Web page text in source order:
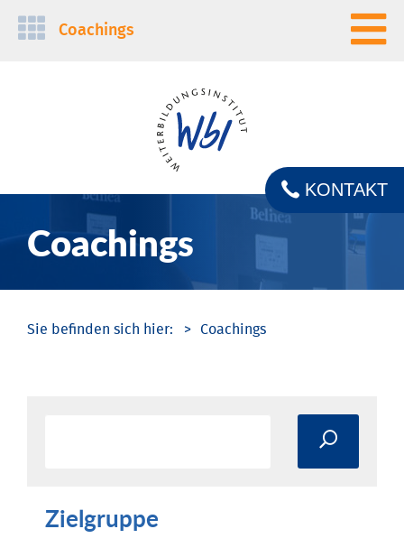
Navigation
Coachings
Coachings
KONTAKT
Coachings
Zielgruppe